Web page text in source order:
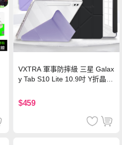
VXTRA 軍事防摔級 三星 Galax
y Tab S10 Lite 10.9吋 Y折晶透
$459